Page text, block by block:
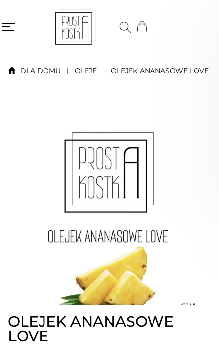
DLA DOMU OLEJE OLEJEK ANANASOWE LOVE
OLEJEK ANANASOWE
LOVE